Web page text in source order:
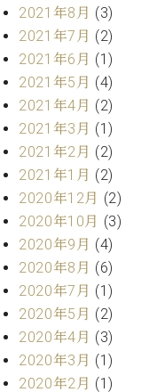
C.
ベ
ヒ
シ
ュ
タ
イ
レ
ジ
デ
ン
ス
ア
ッ
プ
ラ
イ
ト
ル・
スタ
ジオ
状況
動
画
収
録
ー
ビ
ス
音
楽
教
ピ
ア
ノ
2021年8月 (3)
2021年7月 (2)
2021年6月 (1)
2021年5月 (4)
2021年4月 (2)
2021年3月 (1)
2021年2月 (2)
2021年1月 (2)
2020年12月 (2)
2020年10月 (3)
2020年9月 (4)
2020年8月 (6)
2020年7月 (1)
2020年5月 (2)
2020年4月 (3)
2020年3月 (1)
2020年2月 (1)